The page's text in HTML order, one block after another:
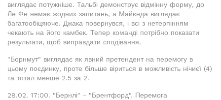
виглядає потужніше. Тальбі демонструє відмінну форму, до
Ле Фе немає жодних запитань, а Майєнда виглядає
багатообіцяюче. Джака повернувся, і всі з нетерпінням
чекають на його камбек. Тепер команді потрібно показати
результати, щоб виправдати сподівання.
"Борнмут" виглядає як явний претендент на перемогу в
цьому поєдинку, проте більше віриться в можливість нічиєї (4)
та тотал менше 2.5 за 2.
28.02. 17:00. "Бернлі" - "Брентфорд". Перемога